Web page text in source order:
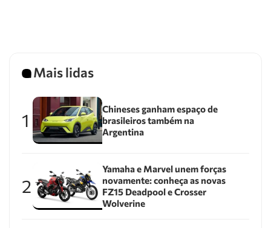
Mais lidas
1
Chineses ganham espaço de
brasileiros também na
Argentina
2
Yamaha e Marvel unem forças
novamente: conheça as novas
FZ15 Deadpool e Crosser
Wolverine